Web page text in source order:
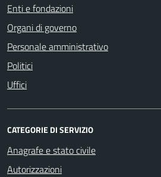
Enti e fondazioni
Organi di governo
Personale amministrativo
Politici
Uffici
CATEGORIE DI SERVIZIO
Anagrafe e stato civile
Autorizzazioni